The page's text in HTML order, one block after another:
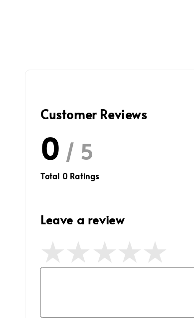
Customer Reviews
0 / 5
Total 0Ratings
Leave a review